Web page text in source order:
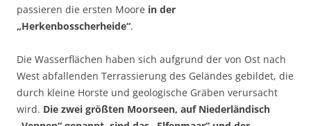
passieren die ersten Moore in der
„Herkenbosscherheide“.
Die Wasserflächen haben sich aufgrund der von Ost nach
West abfallenden Terrassierung des Geländes gebildet, die
durch kleine Horste und geologische Gräben verursacht
wird. Die zwei größten Moorseen, auf Niederländisch